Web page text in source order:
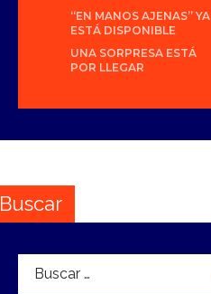
“EN MANOS AJENAS” YA
ESTÁ DISPONIBLE
UNA SORPRESA ESTÁ
POR LLEGAR
Buscar
Buscar: